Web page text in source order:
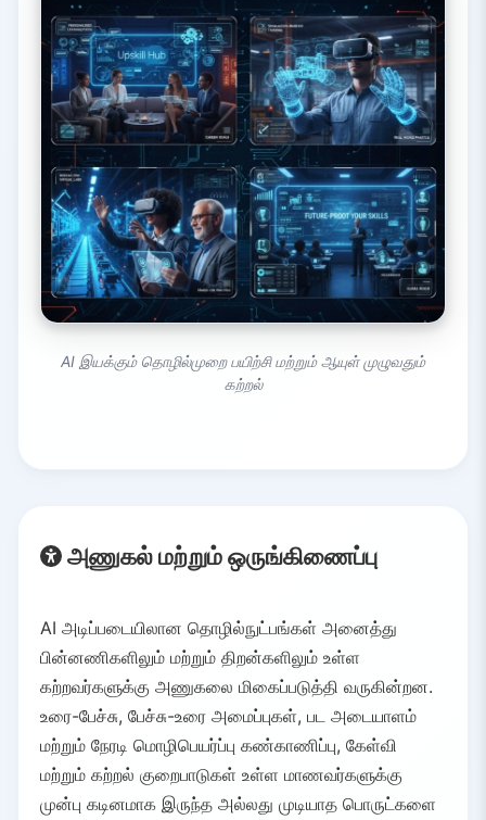
AI இயக்கும் தொழில்முறை பயிற்சி மற்றும் ஆயுள் முழுவதும்
கற்றல்
அணுகல் மற்றும் ஒருங்கிணைப்பு
AI அடிப்படையிலான தொழில்நுட்பங்கள் அனைத்து
பின்னணிகளிலும் மற்றும் திறன்களிலும் உள்ள
கற்றவர்களுக்கு அணுகலை மிகைப்படுத்தி வருகின்றன.
உரை-பேச்சு, பேச்சு-உரை அமைப்புகள், பட அடையாளம்
மற்றும் நேரடி மொழிபெயர்ப்பு கண்காணிப்பு, கேள்வி
மற்றும் கற்றல் குறைபாடுகள் உள்ள மாணவர்களுக்கு
முன்பு கடினமாக இருந்த அல்லது முடியாத பொருட்களை